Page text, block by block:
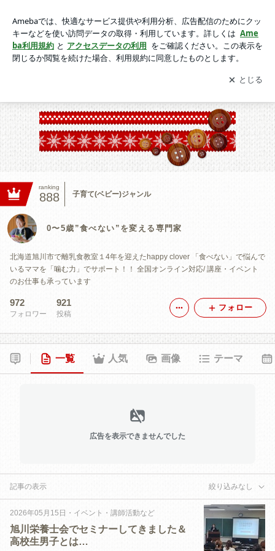
アプリをダウンロードして ブログの更新通知
を受け取りまし
ょう。
開く
ranking
888 子育て(ベビー)ジャンル
0〜5歳”食べない”を変える専門家
北海道旭川市で離乳食教室１4年を迎えたhappy clover 「食べない」で悩んで
いるママを「噛む力」でサポート！！ 全国オンライン対応/ 講座・イベント
のお仕事も承っています
972
フォロワー
921
投稿
フォロー
一覧 人気 画像 テーマ
広告を表示できませんでした
記事の表示 絞り込みなし
2026年05月15日 ・ イベント・講師活動など
旭川栄養士会でセミナーしてきました＆
高校生男子とは…